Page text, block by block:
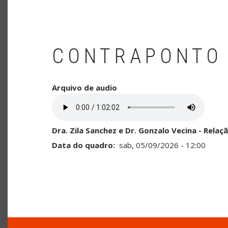
CONTRAPONTO
Arquivo de audio
Dra. Zila Sanchez e Dr. Gonzalo Vecina -
Data do quadro
sab, 05/09/2026 - 12:00